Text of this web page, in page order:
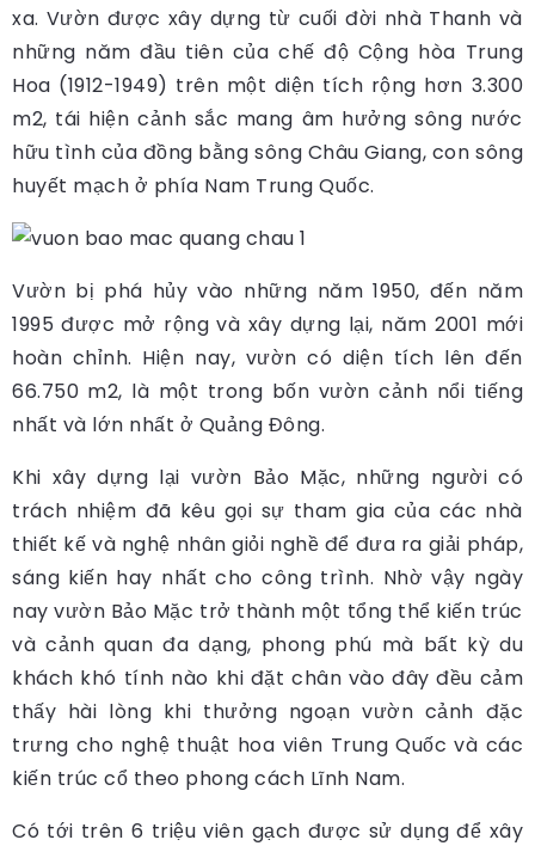
xa. Vườn được xây dựng từ cuối đời nhà Thanh và
những năm đầu tiên của chế độ Cộng hòa Trung
Hoa (1912-1949) trên một diện tích rộng hơn 3.300
m2, tái hiện cảnh sắc mang âm hưởng sông nước
hữu tình của đồng bằng sông Châu Giang, con sông
huyết mạch ở phía Nam Trung Quốc.
Vườn bị phá hủy vào những năm 1950, đến năm
1995 được mở rộng và xây dựng lại, năm 2001 mới
hoàn chỉnh. Hiện nay, vườn có diện tích lên đến
66.750 m2, là một trong bốn vườn cảnh nổi tiếng
nhất và lớn nhất ở Quảng Đông.
Khi xây dựng lại vườn Bảo Mặc, những người có
trách nhiệm đã kêu gọi sự tham gia của các nhà
thiết kế và nghệ nhân giỏi nghề để đưa ra giải pháp,
sáng kiến hay nhất cho công trình. Nhờ vậy ngày
nay vườn Bảo Mặc trở thành một tổng thể kiến trúc
và cảnh quan đa dạng, phong phú mà bất kỳ du
khách khó tính nào khi đặt chân vào đây đều cảm
thấy hài lòng khi thưởng ngoạn vườn cảnh đặc
trưng cho nghệ thuật hoa viên Trung Quốc và các
kiến trúc cổ theo phong cách Lĩnh Nam.
Có tới trên 6 triệu viên gạch được sử dụng để xây